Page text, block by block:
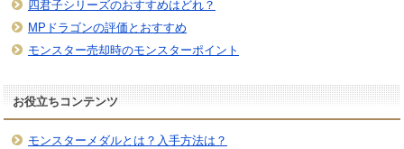
四君子シリーズのおすすめはどれ？
MPドラゴンの評価とおすすめ
モンスター売却時のモンスターポイント
お役立ちコンテンツ
モンスターメダルとは？入手方法は？